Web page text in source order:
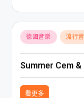
Posted
in
德國音樂 流行
Summer Cem &
看更多